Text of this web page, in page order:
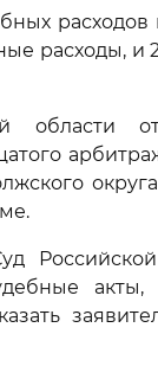
расходов
расходы, и
области
округа
акты,